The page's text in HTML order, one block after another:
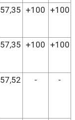
57,35 +100 +100
57,35 +100 +100
57,52 - -